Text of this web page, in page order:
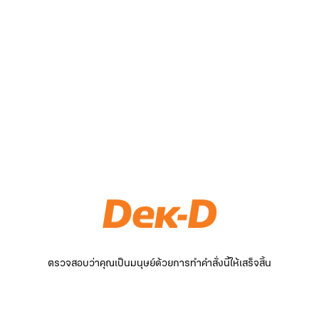
ตรวจสอบว่าคุณเป็นมนุษย์ด้วยการทำคำสั่งนี้ให้เสร็จสิ้น